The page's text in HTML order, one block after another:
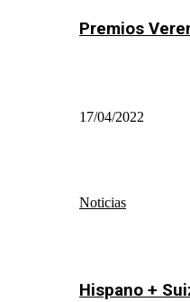
Premios
17/04/2022
Noticias
Hispano +